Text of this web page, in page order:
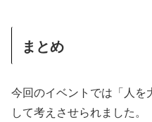
まとめ
今回のイベントでは「人を
して考えさせられました。